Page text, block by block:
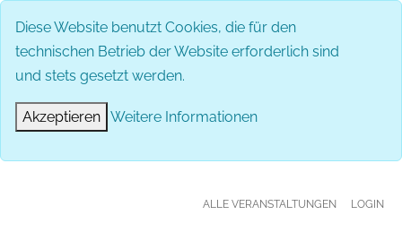
Diese Website benutzt Cookies, die für den
technischen Betrieb der Website erforderlich sind
und stets gesetzt werden.
Akzeptieren Weitere Informationen
ALLE VERANSTALTUNGEN LOGIN
MENÜ